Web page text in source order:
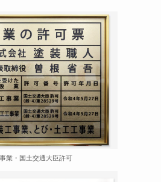
業・国土交通大臣許可